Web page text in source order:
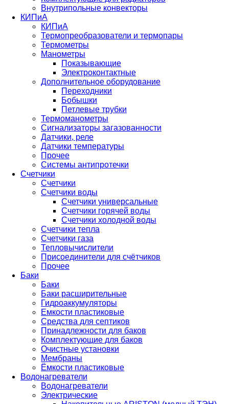
Внутрипольные конвекторы
КИПиА
КИПиА
Термопреобразователи и термопары
Термометры
Манометры
Показывающие
Электроконтактные
Дополнительное оборудование
Переходники
Бобышки
Петлевые трубки
Термоманометры
Сигнализаторы загазованности
Датчики, реле
Датчики температуры
Прочее
Системы антипротечки
Счетчики
Счетчики
Счетчики воды
Счетчики универсальные
Счетчики горячей воды
Счетчики холодной воды
Счетчики тепла
Счетчики газа
Тепловычислители
Присоединители для счётчиков
Прочее
Баки
Баки
Баки расширительные
Гидроаккумуляторы
Емкости пластиковые
Средства для септиков
Принадлежности для баков
Комплектующие для баков
Очистные установки
Мембраны
Ёмкости пластиковые
Водонагреватели
Водонагреватели
Электрические